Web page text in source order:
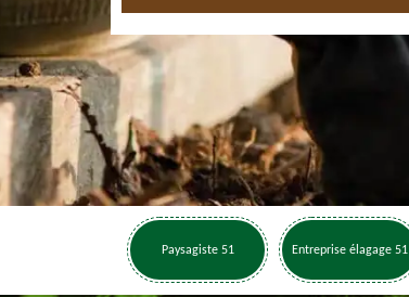
Paysagiste 51 Entreprise élagage 51